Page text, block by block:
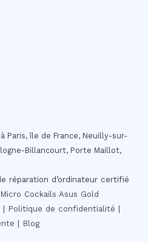
Paris, île de France, Neuilly-sur-
Billancourt, Porte Maillot,
réparation d’ordinateur certifié
Micro Cockails Asus Gold
| Politique de confidentialité |
| Blog